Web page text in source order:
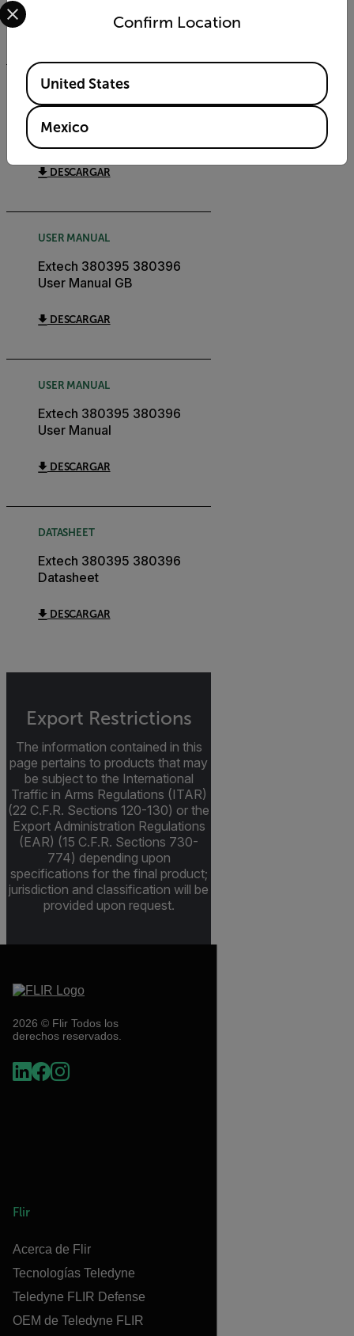
CERTIFICATION
Extech 380396 Declaration
of Conformity
DESCARGAR
USER MANUAL
Extech 380395 380396
User Manual GB
DESCARGAR
USER MANUAL
Extech 380395 380396
User Manual
DESCARGAR
DATASHEET
Extech 380395 380396
Datasheet
DESCARGAR
Export Restrictions
The information contained in this
page pertains to products that may
be subject to the International
Traffic in Arms Regulations (ITAR)
(22 C.F.R. Sections 120-130) or the
Export Administration Regulations
(EAR) (15 C.F.R. Sections 730-
774) depending upon
specifications for the final product;
jurisdiction and classification will be
provided upon request.
2026 © Flir Todos los
derechos reservados.
Flir
Acerca de Flir
Tecnologías Teledyne
Teledyne FLIR Defense
OEM de Teledyne FLIR
Confirm Location
Available Locations
United States
Mexico